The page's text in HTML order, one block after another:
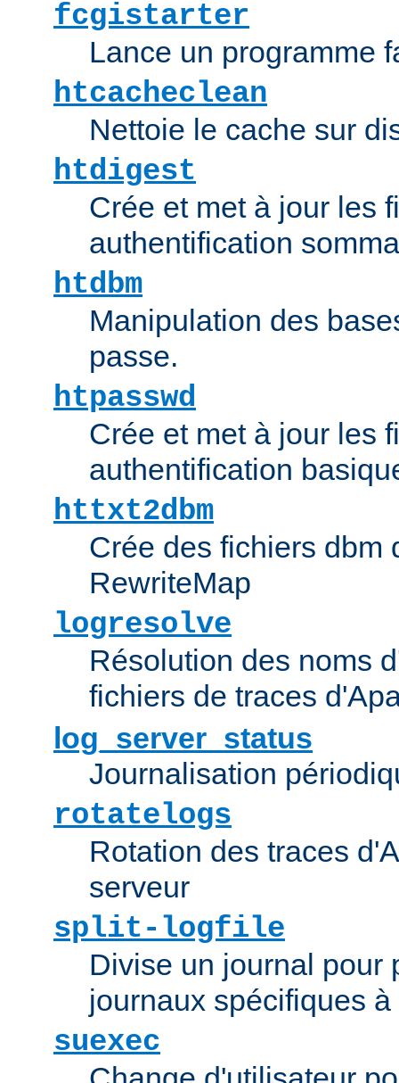
fcgistarter
Lance un programme
htcacheclean
Nettoie le cache sur
htdigest
Crée et met à jour les
authentification
htdbm
Manipulation des
passe.
htpasswd
Crée et met à jour les
authentification
httxt2dbm
Crée des fichiers dbm
RewriteMap
logresolve
Résolution des noms
fichiers de traces
log_server_status
Journalisation
rotatelogs
Rotation des traces
serveur
split-logfile
Divise un journal pour
journaux spécifiques
suexec